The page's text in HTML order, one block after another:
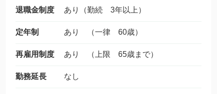
退職金制度 あり（勤続 3年以上）
定年制 あり （一律 60歳）
再雇用制度 あり （上限 65歳まで）
勤務延長 なし